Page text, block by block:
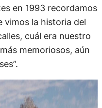
en 1993 recordamos
vimos la historia del
cuál era nuestro
memoriosos, aún